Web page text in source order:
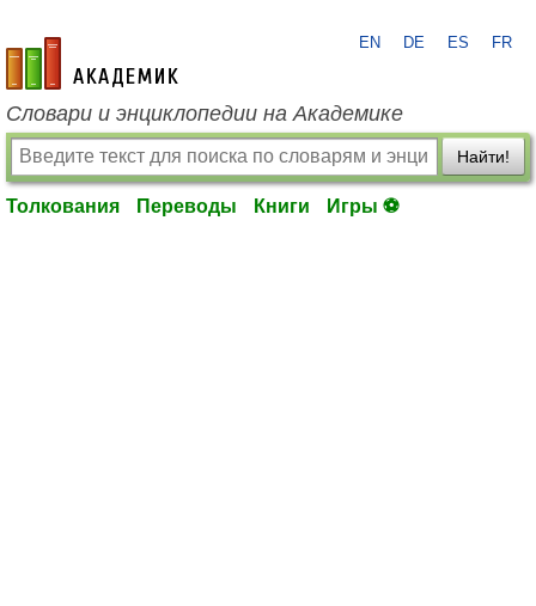
academic.ru
EN DE ES FR
Словари и энциклопедии на Академике
Найти!
Толкования Переводы Книги Игры ⚽